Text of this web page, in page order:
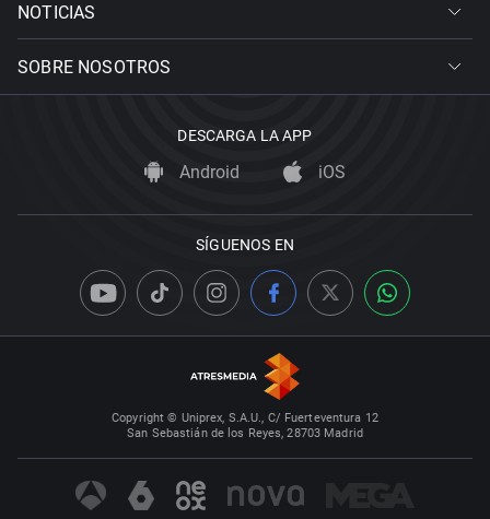
NOTICIAS
SOBRE NOSOTROS
DESCARGA LA APP
Android iOS
SÍGUENOS EN
Copyright © Uniprex, S.A.U., C/ Fuerteventura 12
San Sebastián de los Reyes, 28703 Madrid